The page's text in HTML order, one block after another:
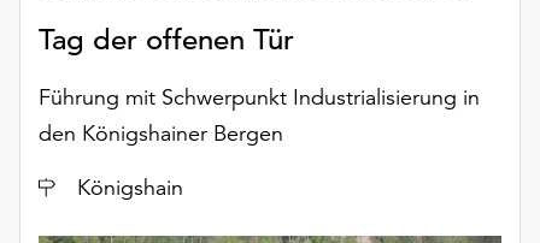
Tag der offenen Tür
Führung mit Schwerpunkt Industrialisierung in
den Königshainer Bergen
Ort
Königshain